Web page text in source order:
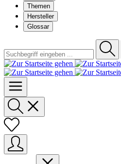
Themen
Hersteller
Glossar